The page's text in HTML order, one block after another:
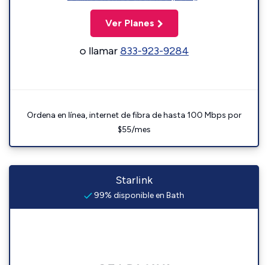
Ver Planes
o llamar833-923-9284
Ordena en línea, internet de fibra de hasta 100 Mbps por
$55/mes
Starlink
99% disponible en Bath